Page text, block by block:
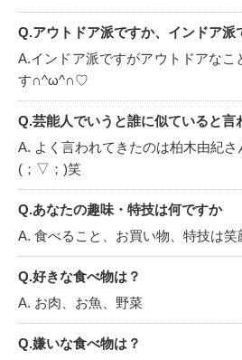
Q.アウトドア派ですか、インドア派
A.インドア派ですがアウトドアな
す∩^ω^∩♡
Q.芸能人でいうと誰に似ていると言
A. よく言われてきたのは柏木由紀さ
(；▽；)笑
Q.あなたの趣味・特技は何ですか
A. 食べること、お買い物、特技は笑
Q.好きな食べ物は？
A. お肉、お魚、野菜
Q.嫌いな食べ物は？